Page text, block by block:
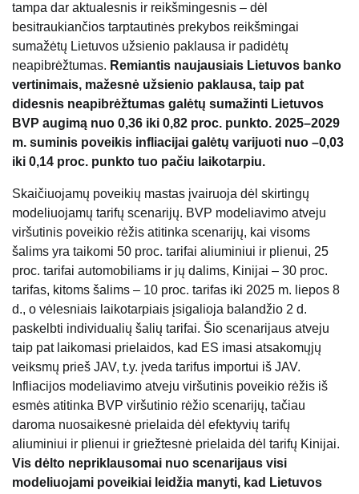
tampa dar aktualesnis ir reikšmingesnis – dėl
besitraukiančios tarptautinės prekybos reikšmingai
sumažėtų Lietuvos užsienio paklausa ir padidėtų
neapibrėžtumas. Remiantis naujausiais Lietuvos banko
vertinimais, mažesnė užsienio paklausa, taip pat
didesnis neapibrėžtumas galėtų sumažinti Lietuvos
BVP augimą nuo 0,36 iki 0,82 proc. punkto. 2025–2029
m. suminis poveikis infliacijai galėtų varijuoti nuo –0,03
iki 0,14 proc. punkto tuo pačiu laikotarpiu.
Skaičiuojamų poveikių mastas įvairuoja dėl skirtingų
modeliuojamų tarifų scenarijų. BVP modeliavimo atveju
viršutinis poveikio rėžis atitinka scenarijų, kai visoms
šalims yra taikomi 50 proc. tarifai aliuminiui ir plienui, 25
proc. tarifai automobiliams ir jų dalims, Kinijai – 30 proc.
tarifas, kitoms šalims – 10 proc. tarifas iki 2025 m. liepos 8
d., o vėlesniais laikotarpiais įsigalioja balandžio 2 d.
paskelbti individualių šalių tarifai. Šio scenarijaus atveju
taip pat laikomasi prielaidos, kad ES imasi atsakomųjų
veiksmų prieš JAV, t.y. įveda tarifus importui iš JAV.
Infliacijos modeliavimo atveju viršutinis poveikio rėžis iš
esmės atitinka BVP viršutinio rėžio scenarijų, tačiau
daroma nuosaikesnė prielaida dėl efektyvių tarifų
aliuminiui ir plienui ir griežtesnė prielaida dėl tarifų Kinijai.
Vis dėlto nepriklausomai nuo scenarijaus visi
modeliuojami poveikiai leidžia manyti, kad Lietuvos